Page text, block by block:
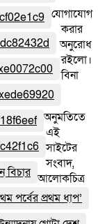
পর্বের প্রথম ধাপ’
যোগাযোগ
করার
অনুরোধ
রইলো।
বিনা
অনুমতিতে
এই
সাইটের
সংবাদ,
আলোকচিত্র